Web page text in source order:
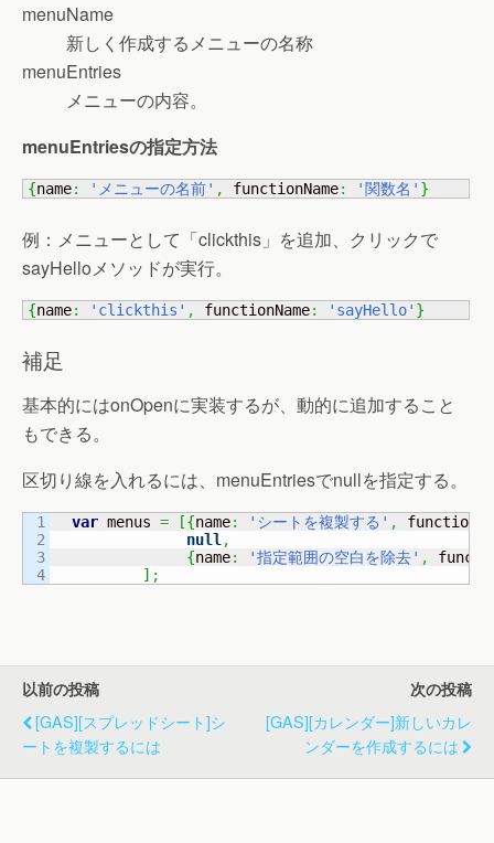
menuName
新しく作成するメニューの名称
menuEntries
メニューの内容。
menuEntriesの指定方法
{name: 'メニューの名前' , functionName: '関数名' }
例：メニューとして「clickthis」を追加、クリックで
sayHelloメソッドが実行。
{name: 'clickthis' , functionName: 'sayHello' }
補足
基本的にはonOpenに実装するが、動的に追加すること
もできる。
区切り線を入れるには、menuEntriesでnullを指定する。
1
2
3
var menus = [{name: 'シートを複製する' ,
null ,
{name: '指定範囲の空白を除去' ,
] ;
以前の投稿
[GAS][スプレッドシート]シ
ートを複製するには
次の投稿
[GAS][カレンダー]新しいカレ
ンダーを作成するには